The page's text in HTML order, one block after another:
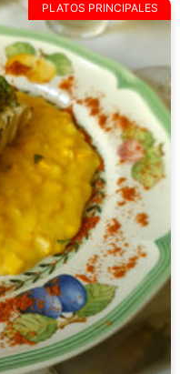
PLATOS PRINCIPALES